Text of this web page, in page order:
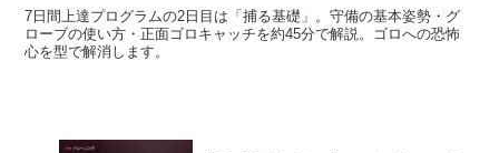
7日間上達プログラムの2日目は「捕る基礎」。守備の基本姿勢・グ
ローブの使い方・正面ゴロキャッチを約45分で解説。ゴロへの恐怖
心を型で解消します。